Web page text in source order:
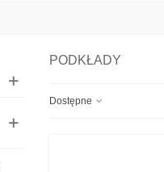
PODKŁADY
Dostępne